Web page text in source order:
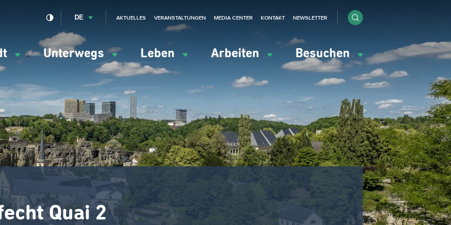
Unterwegs Leben Arbeiten Besuchen
DE AKTUELLES VERANSTALTUNGEN MEDIA CENTER KONTAKT NEWSLETTER
Quai 2